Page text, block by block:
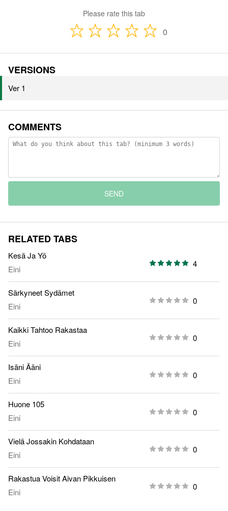
Please rate this tab
0
VERSIONS
Ver 1
COMMENTS
SEND
RELATED TABS
Kesä Ja Yö
Eini
4
Särkyneet Sydämet
Eini
0
Kaikki Tahtoo Rakastaa
Eini
0
Isäni Ääni
Eini
0
Huone 105
Eini
0
Vielä Jossakin Kohdataan
Eini
0
Rakastua Voisit Aivan Pikkuisen
Eini
0